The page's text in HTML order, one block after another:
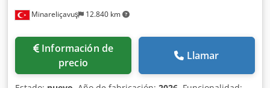
Minareliçavuş 12.840 km
Información de
precio
Llamar